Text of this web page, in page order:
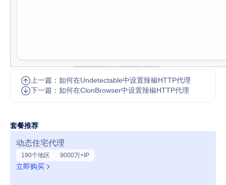
上一篇：如何在Undetectable中设置辣椒HTTP代理
下一篇：如何在ClonBrowser中设置辣椒HTTP代理
套餐推荐
动态住宅代理
190个地区 9000万+IP
立即购买